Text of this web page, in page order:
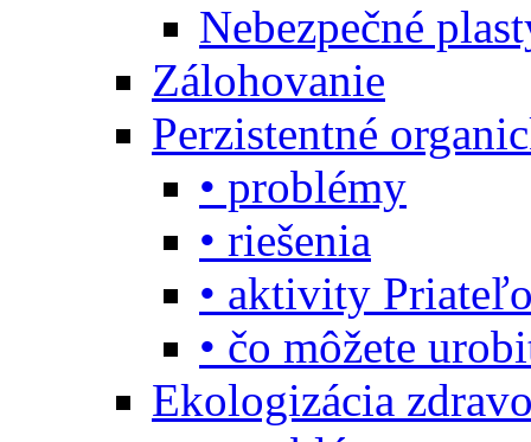
Nebezpečné
Zálohovanie
Perzistentné
• problémy
• riešenia
• aktivity
• čo môžete
Ekologizácia